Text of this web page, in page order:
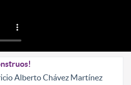
Alberto Chávez Martínez